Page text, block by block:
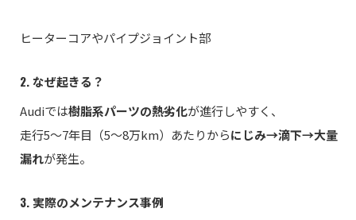
ヒーターコアやパイプジョイント部
2. なぜ起きる？
Audiでは樹脂系パーツの熱劣化が進行しやすく、
走行5〜7年目（5〜8万km）あたりからにじみ→滴下→大量
漏れが発生。
3. 実際のメンテナンス事例